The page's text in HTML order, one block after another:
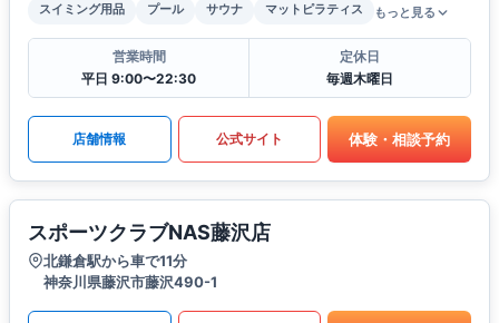
スイミング用品
プール サウナ マットピラティス もっと見る
営業時間
平日 9:00〜22:30
定休日
毎週木曜日
店舗情報 公式サイト 体験・相談予約
スポーツクラブNAS藤沢店
北鎌倉駅から車で11分
神奈川県藤沢市藤沢490-1